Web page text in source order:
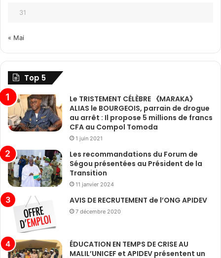
31
« Mai
Top 5
Le TRISTEMENT CÉLÈBRE 《MARAKA》
ALIAS le BOURGEOIS, parrain de drogue
au arrêt : Il propose 5 millions de francs
CFA au Compol Tomoda
1 juin 2021
Les recommandations du Forum de
Ségou présentées au Président de la
Transition
11 janvier 2024
AVIS DE RECRUTEMENT de l’ONG APIDEV
7 décembre 2020
ÉDUCATION EN TEMPS DE CRISE AU
MALIL’UNICEF et APIDEV présentent un